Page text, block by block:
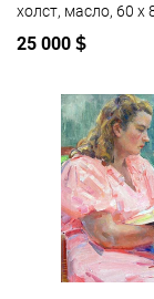
холст, масло, 60 x
25 000 $